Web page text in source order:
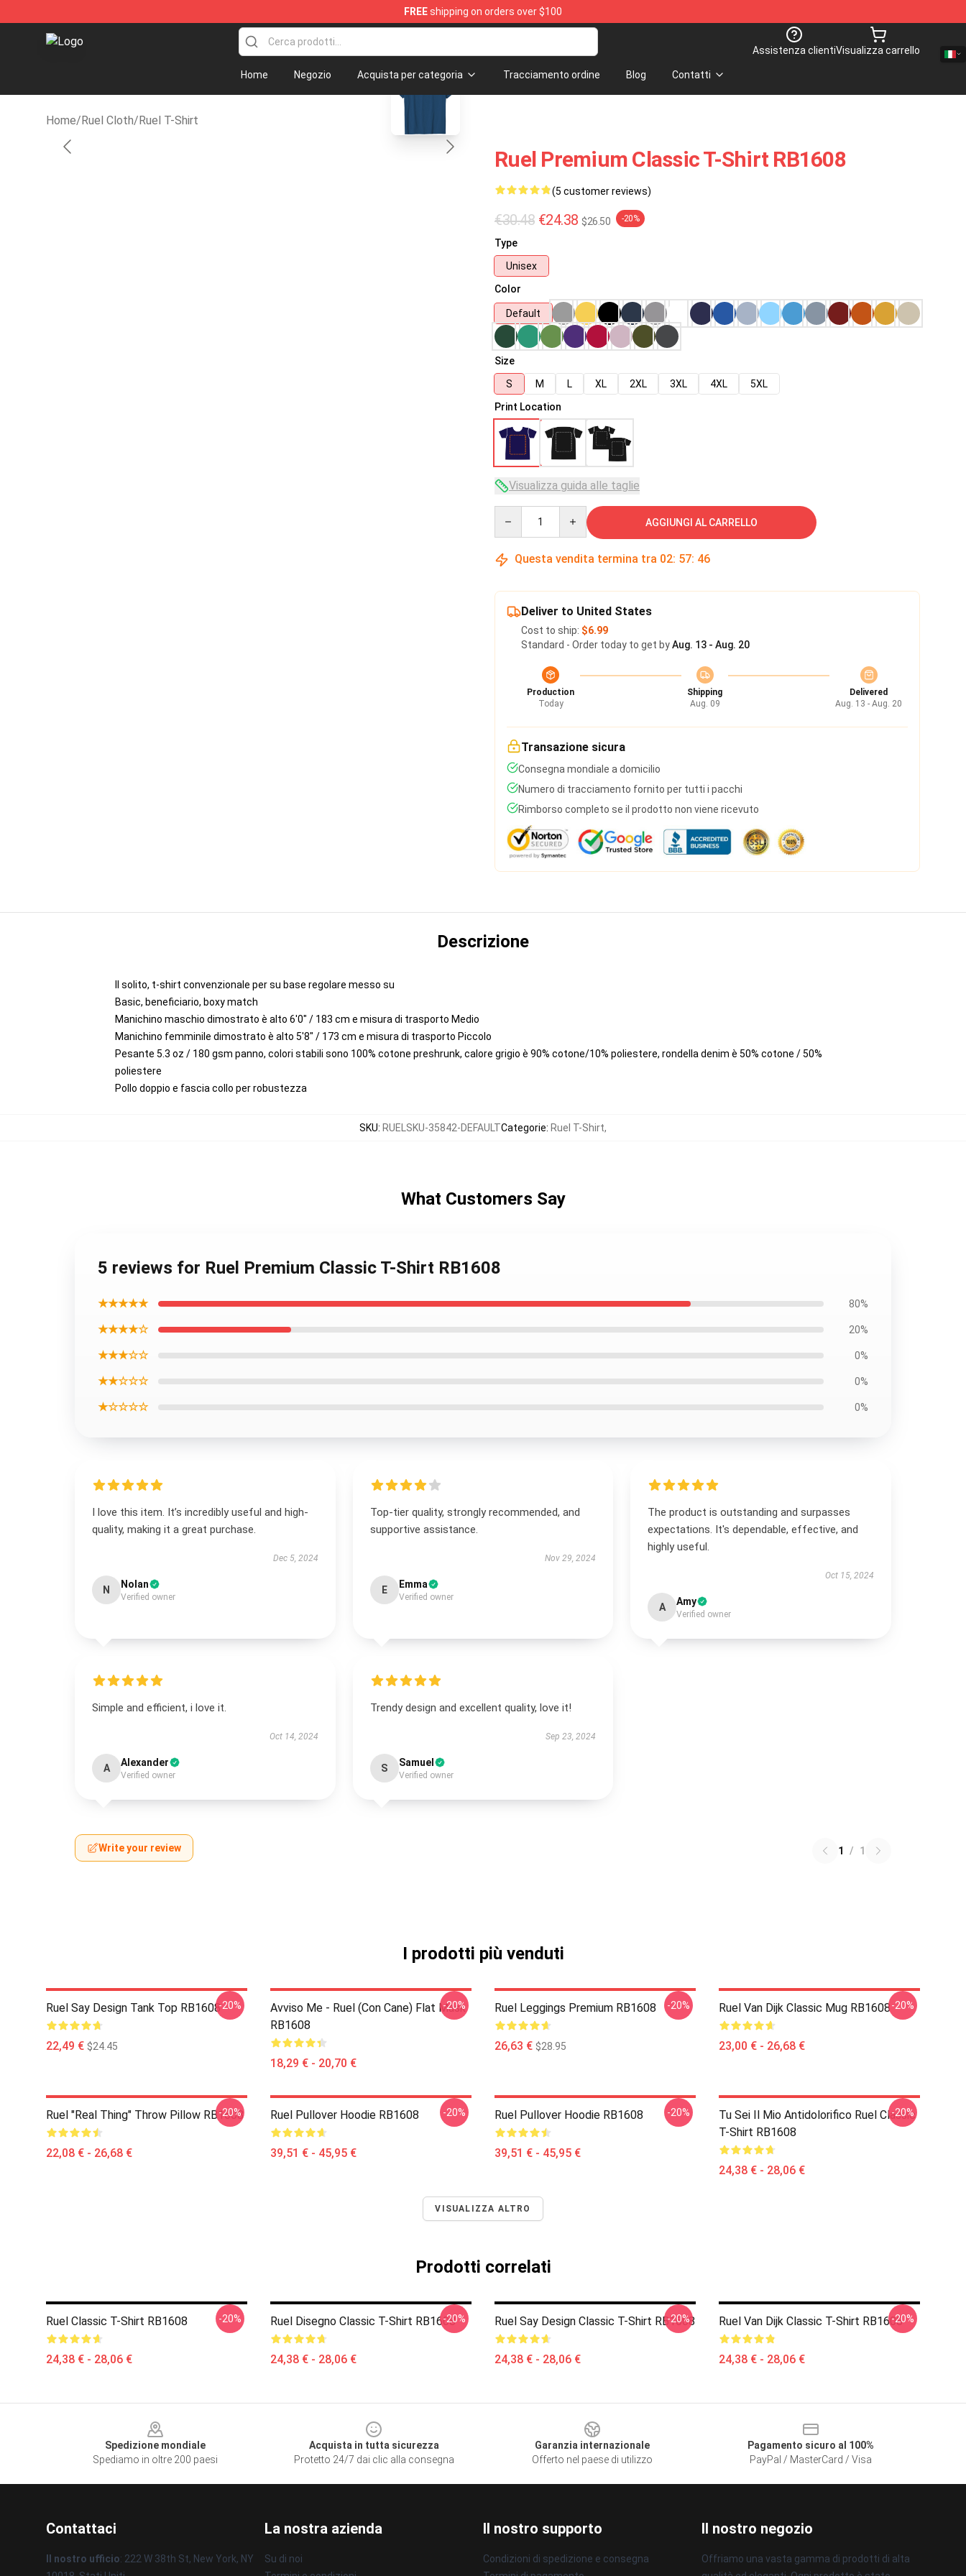
FREEshipping on orders over $100
Ruel Store - Official Ruel Merchandise Shop
Assistenza clientiVisualizza carrello
Home Negozio Acquista per categoria Tracciamento ordine Blog Contatti
Home/Ruel Cloth/Ruel T-Shirt
blank template
Ruel Premium Classic T-Shirt RB1608
(5 customer reviews)
€30.48 €24.38 $26.50 -20%
Type
Unisex
Color
Default
Size
S
M L XL 2XL 3XL 4XL
5XL
Print Location
Visualizza guida alle taglie
AGGIUNGI AL CARRELLO
Questa vendita termina tra 02: 57: 45
Deliver to United States
Cost to ship: $6.99
Standard - Order today to get byAug. 13 - Aug. 20
Production
Today
Shipping
Aug. 09
Delivered
Aug. 13 - Aug. 20
Transazione sicura
Consegna mondiale a domicilio
Numero di tracciamento fornito per tutti i pacchi
Rimborso completo se il prodotto non viene ricevuto
Descrizione
Il solito, t-shirt convenzionale per su base regolare messo su
Basic, beneficiario, boxy match
Manichino maschio dimostrato è alto 6'0" / 183 cm e misura di trasporto Medio
Manichino femminile dimostrato è alto 5'8" / 173 cm e misura di trasporto Piccolo
Pesante 5.3 oz / 180 gsm panno, colori stabili sono 100% cotone preshrunk, calore grigio è 90% cotone/10% poliestere, rondella denim è 50% cotone / 50%
poliestere
Pollo doppio e fascia collo per robustezza
SKU: RUELSKU-35842-DEFAULTCategorie: Ruel T-Shirt,
What Customers Say
5 reviews for Ruel Premium Classic T-Shirt RB1608
★★★★★ 80%
★★★★☆ 20%
★★★☆☆ 0%
★★☆☆☆ 0%
★☆☆☆☆ 0%
I love this item. It’s incredibly useful and high-
quality, making it a great purchase.
Dec 5, 2024
N Nolan
Verified owner
Top-tier quality, strongly recommended, and
supportive assistance.
Nov 29, 2024
E Emma
Verified owner
The product is outstanding and surpasses
expectations. It's dependable, effective, and
highly useful.
Oct 15, 2024
A Amy
Verified owner
Simple and efficient, i love it.
Oct 14, 2024
A Alexander
Verified owner
Trendy design and excellent quality, love it!
Sep 23, 2024
S Samuel
Verified owner
Write your review 1 / 1
I prodotti più venduti
Ruel Say Design Tank Top RB1608
22,49 € $24.45
-20%
Avviso Me - Ruel (con Cane) Flat Mask
RB1608
18,29 € - 20,70 €
-20% Ruel Leggings Premium RB1608
26,63 € $28.95
-20% Ruel Van Dijk Classic Mug RB1608
23,00 € - 26,68 €
-20%
Ruel "Real Thing" Throw Pillow RB1608
22,08 € - 26,68 €
-20% Ruel Pullover Hoodie RB1608
39,51 € - 45,95 €
-20% Ruel Pullover Hoodie RB1608
39,51 € - 45,95 €
-20%
Tu Sei Il Mio Antidolorifico Ruel Classic
T-Shirt RB1608
24,38 € - 28,06 €
-20%
VISUALIZZA ALTRO
Prodotti correlati
Ruel Classic T-Shirt RB1608
24,38 € - 28,06 €
-20% Ruel Disegno Classic T-Shirt RB1608
24,38 € - 28,06 €
-20% Ruel Say Design Classic T-Shirt RB1608
24,38 € - 28,06 €
-20% Ruel Van Dijk Classic T-Shirt RB1608
24,38 € - 28,06 €
-20%
Spedizione mondiale
Spediamo in oltre 200 paesi
Acquista in tutta sicurezza
Protetto 24/7 dai clic alla consegna
Garanzia internazionale
Offerto nel paese di utilizzo
Pagamento sicuro al 100%
PayPal / MasterCard / Visa
Contattaci
Il nostro ufficio: 222 W 38th St, New York, NY
La nostra azienda
Su di noi
Il nostro supporto
Condizioni di spedizione e consegna
Il nostro negozio
Offriamo una vasta gamma di prodotti di alta